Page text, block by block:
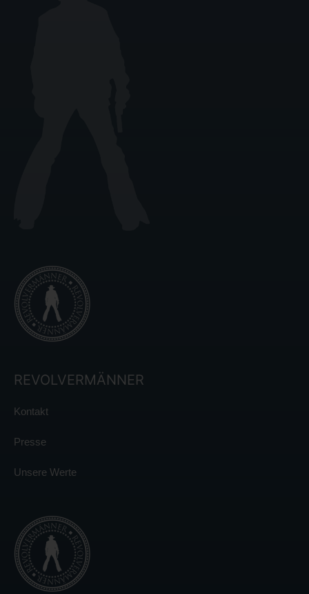
REVOLVERMÄNNER
Kontakt
Presse
Unsere Werte